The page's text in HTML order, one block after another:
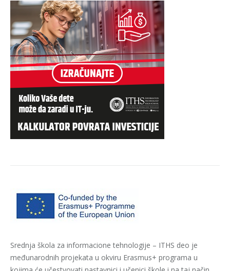
Srednja škola za informacione tehnologije – ITHS deo je
međunarodnih projekata u okviru Erasmus+ programa u